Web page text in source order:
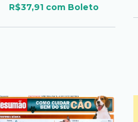
R$37,91 com Boleto